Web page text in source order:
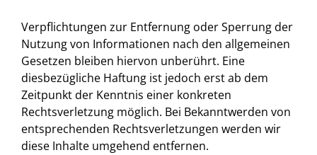
Verpflichtungen zur Entfernung oder Sperrung der
Nutzung von Informationen nach den allgemeinen
Gesetzen bleiben hiervon unberührt. Eine
diesbezügliche Haftung ist jedoch erst ab dem
Zeitpunkt der Kenntnis einer konkreten
Rechtsverletzung möglich. Bei Bekanntwerden von
entsprechenden Rechtsverletzungen werden wir
diese Inhalte umgehend entfernen.